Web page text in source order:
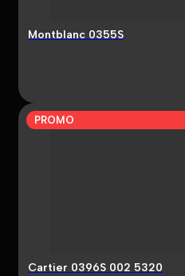
Montblanc 0355S
PROMO
Cartier 0396S 002 5320